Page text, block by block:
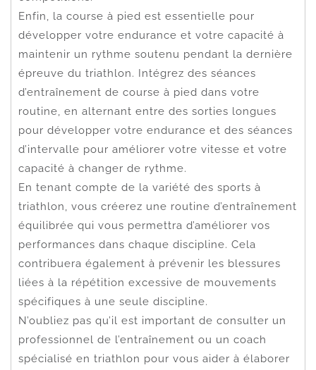
Enfin, la course à pied est essentielle pour
développer votre endurance et votre capacité à
maintenir un rythme soutenu pendant la dernière
épreuve du triathlon. Intégrez des séances
d’entraînement de course à pied dans votre
routine, en alternant entre des sorties longues
pour développer votre endurance et des séances
d’intervalle pour améliorer votre vitesse et votre
capacité à changer de rythme.
En tenant compte de la variété des sports à
triathlon, vous créerez une routine d’entraînement
équilibrée qui vous permettra d’améliorer vos
performances dans chaque discipline. Cela
contribuera également à prévenir les blessures
liées à la répétition excessive de mouvements
spécifiques à une seule discipline.
N’oubliez pas qu’il est important de consulter un
professionnel de l’entraînement ou un coach
spécialisé en triathlon pour vous aider à élaborer